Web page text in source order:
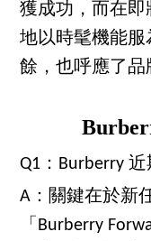
獲成功，而在
地以時髦機能服
餘，也呼應了品
Q1：Burberry
A：關鍵在於新
「Burberry